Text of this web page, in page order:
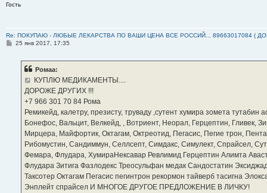
Гость
Re: ПОКУПАЮ - ЛЮБЫЕ ЛЕКАРСТВА ПО ВАШИ ЦЕНА ВСЕ РОССИЙ... 89663017084 (
С25 янв 2017, 17:35
Ромаа:
КУПЛЮ МЕДИКАМЕНТЫ....
ДОРОЖЕ ДРУГИХ !!!
‪+7 966 301 70 84‬ Рома
Ремикейд, калетру, презисту, труваду ,сутент хумира зомета
Бонефос, Вальцит, Велкейд, , Вотриент, Неорал, Герцептин, Гливек,
Мирцера, Майфортик, Октагам, Октреотид, Пегасис, Пегие трон,
Рибомустин, Сандиммун, Селлсепт, Симдакс, Симулект, Спрайсел,
Фемара, Флудара, ХумираНексавар Ревлимид Герцептин Алимта
Флудара Зитига Фазлодекс Треосульфан медак Сандостатин
Таксотер Октагам Пегасис пегинтрон рекормон тайверб тасигна
Энплейт спрайсел И МНОГОЕ ДРУГОЕ ПРЕДЛОЖЕНИЕ В ЛИЧКУ!